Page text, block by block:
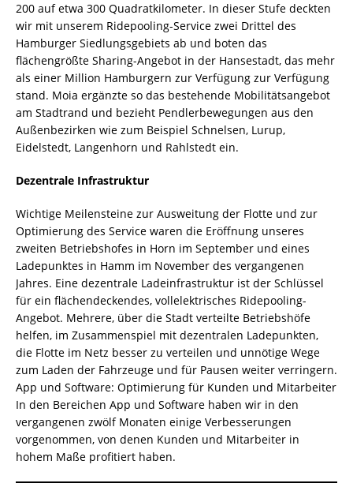
200 auf etwa 300 Quadratkilometer. In dieser Stufe deckten
wir mit unserem Ridepooling-Service zwei Drittel des
Hamburger Siedlungsgebiets ab und boten das
flächengrößte Sharing-Angebot in der Hansestadt, das mehr
als einer Million Hamburgern zur Verfügung zur Verfügung
stand. Moia ergänzte so das bestehende Mobilitätsangebot
am Stadtrand und bezieht Pendlerbewegungen aus den
Außenbezirken wie zum Beispiel Schnelsen, Lurup,
Eidelstedt, Langenhorn und Rahlstedt ein.
Dezentrale Infrastruktur
Wichtige Meilensteine zur Ausweitung der Flotte und zur
Optimierung des Service waren die Eröffnung unseres
zweiten Betriebshofes in Horn im September und eines
Ladepunktes in Hamm im November des vergangenen
Jahres. Eine dezentrale Ladeinfrastruktur ist der Schlüssel
für ein flächendeckendes, vollelektrisches Ridepooling-
Angebot. Mehrere, über die Stadt verteilte Betriebshöfe
helfen, im Zusammenspiel mit dezentralen Ladepunkten,
die Flotte im Netz besser zu verteilen und unnötige Wege
zum Laden der Fahrzeuge und für Pausen weiter verringern.
App und Software: Optimierung für Kunden und Mitarbeiter
In den Bereichen App und Software haben wir in den
vergangenen zwölf Monaten einige Verbesserungen
vorgenommen, von denen Kunden und Mitarbeiter in
hohem Maße profitiert haben.